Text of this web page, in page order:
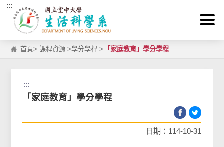
跳到主要內容區塊
:::
首頁>課程資源 >學分學桯 > 「家庭教育」學分學程
:::
「家庭教育」學分學程
日期：114-10-31